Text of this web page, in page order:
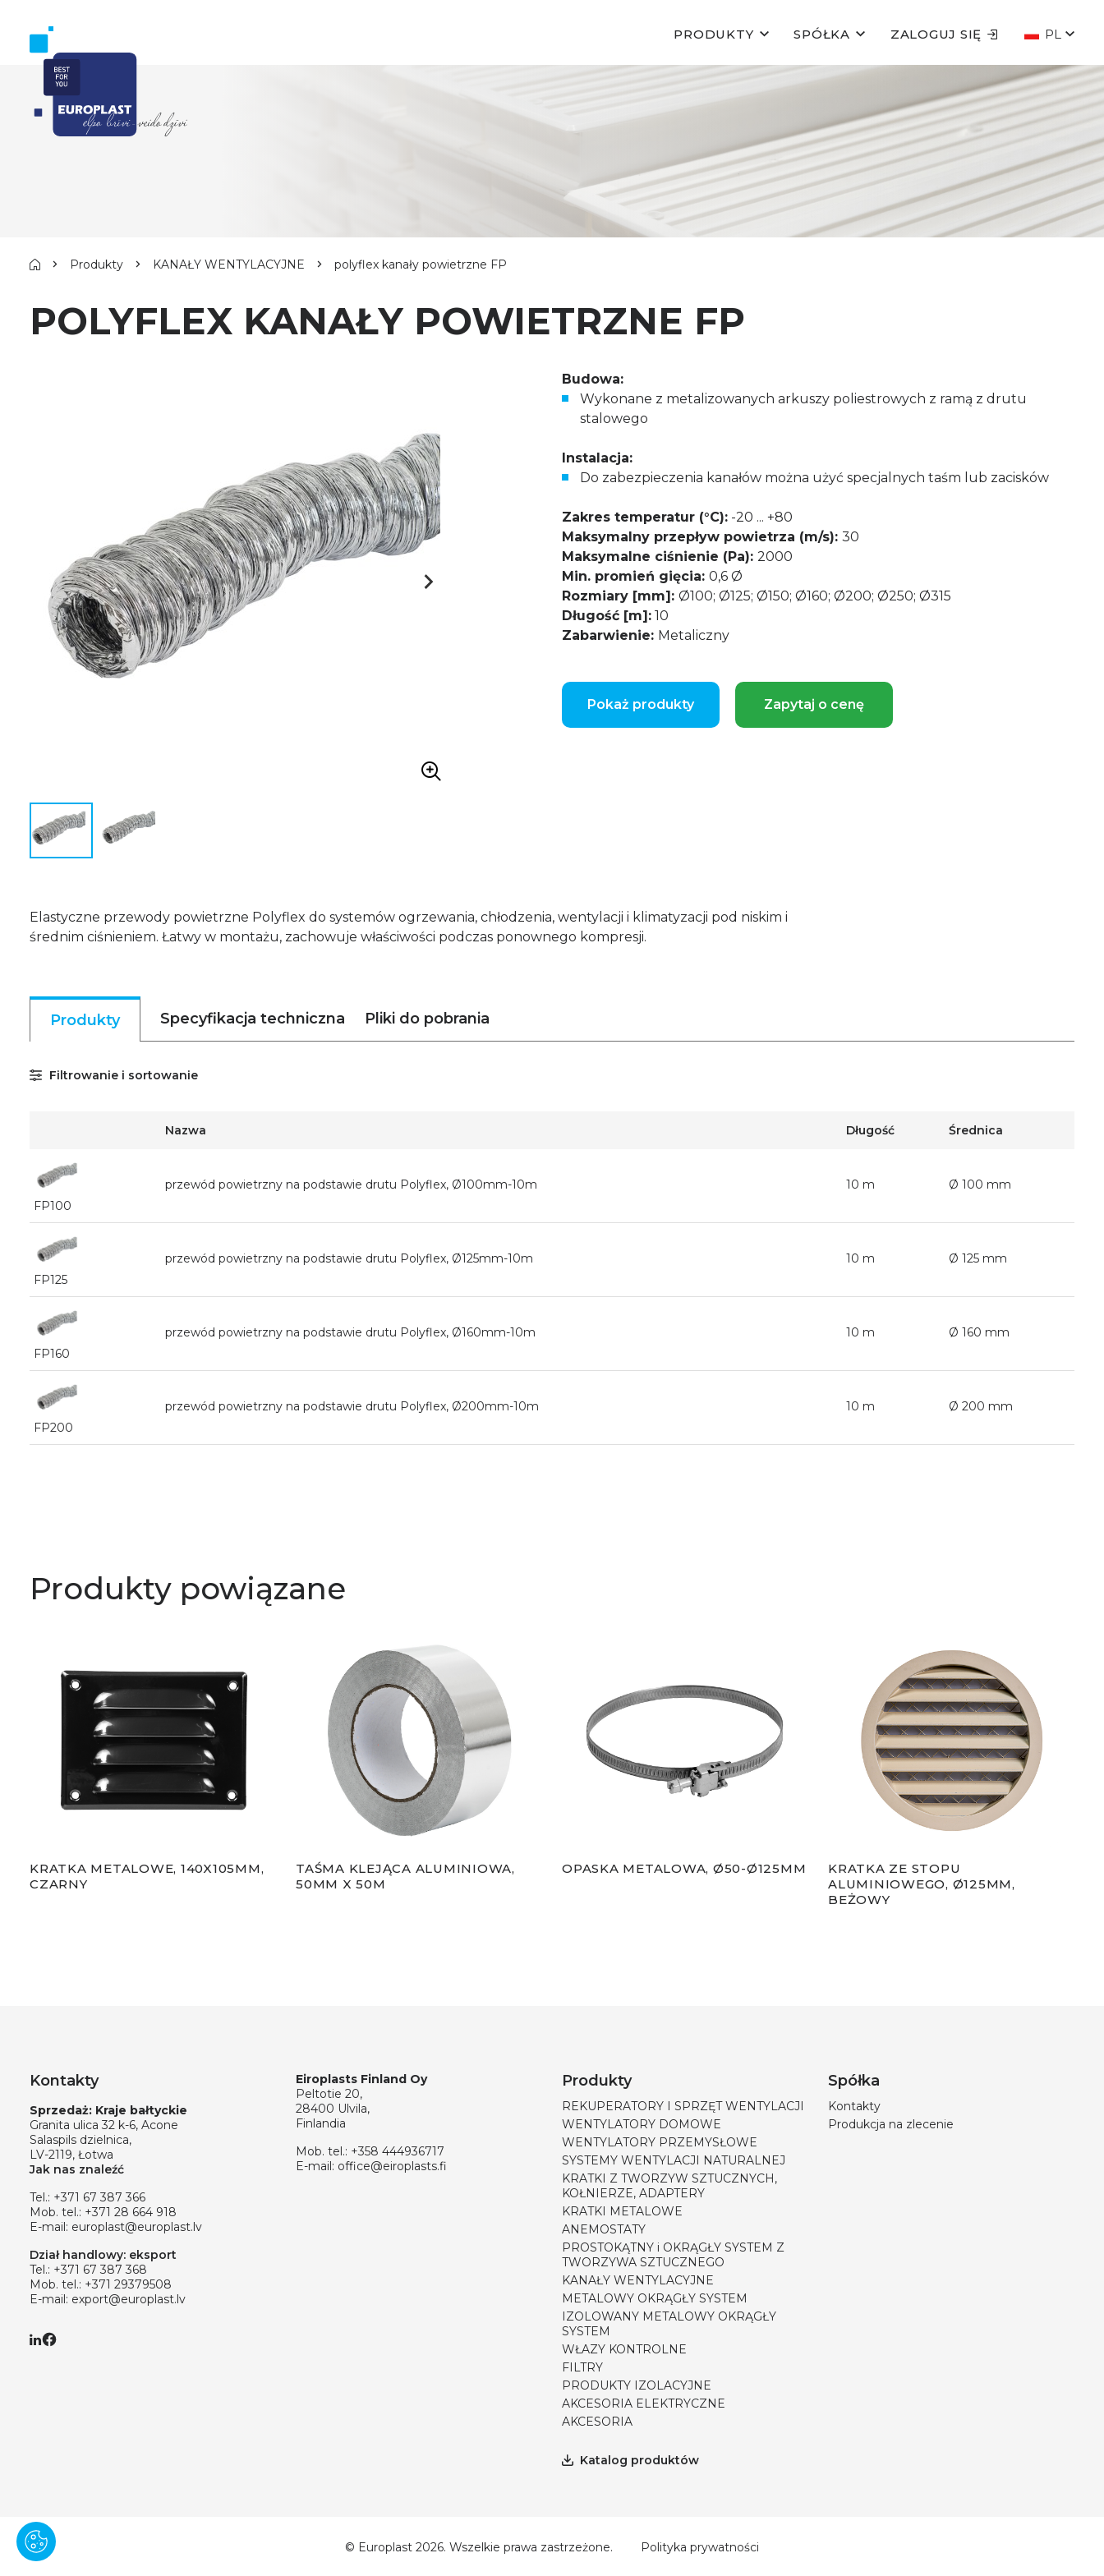
PRODUKTY SPÓŁKA ZALOGUJ SIĘ PL
Produkty KANAŁY WENTYLACYJNE polyflex kanały powietrzne FP
POLYFLEX KANAŁY POWIETRZNE FP
Budowa:
Wykonane z metalizowanych arkuszy poliestrowych z ramą z drutu
stalowego
Instalacja:
Do zabezpieczenia kanałów można użyć specjalnych taśm lub zacisków
Zakres temperatur (°C): -20 ... +80
Maksymalny przepływ powietrza (m/s): 30
Maksymalne ciśnienie (Pa): 2000
Min. promień gięcia: 0,6 Ø
Rozmiary [mm]: Ø100; Ø125; Ø150; Ø160; Ø200; Ø250; Ø315
Długość [m]: 10
Zabarwienie: Metaliczny
Pokaż produkty Zapytaj o cenę
Elastyczne przewody powietrzne Polyflex do systemów ogrzewania, chłodzenia, wentylacji i klimatyzacji pod niskim i
średnim ciśnieniem. Łatwy w montażu, zachowuje właściwości podczas ponownego kompresji.
Produkty Specyfikacja techniczna Pliki do pobrania
Filtrowanie i sortowanie
Nazwa Długość Średnica
FP100
przewód powietrzny na podstawie drutu Polyflex, Ø100mm-10m 10 m Ø 100 mm
FP125
przewód powietrzny na podstawie drutu Polyflex, Ø125mm-10m 10 m Ø 125 mm
FP160
przewód powietrzny na podstawie drutu Polyflex, Ø160mm-10m 10 m Ø 160 mm
FP200
przewód powietrzny na podstawie drutu Polyflex, Ø200mm-10m 10 m Ø 200 mm
Produkty powiązane
KRATKA METALOWE, 140X105MM,
CZARNY
TAŚMA KLEJĄCA ALUMINIOWA,
50MM X 50M
OPASKA METALOWA, Ø50-Ø125MM
KRATKA ZE STOPU
ALUMINIOWEGO, Ø125MM,
BEŻOWY
Kontakty
Sprzedaż: Kraje bałtyckie
Granita ulica 32 k-6, Acone
Salaspils dzielnica,
LV-2119, Łotwa
Jak nas znaleźć
Tel.: +371 67 387 366
Mob. tel.: +371 28 664 918
E-mail: europlast@europlast.lv
Dział handlowy: eksport
Tel.: +371 67 387 368
Mob. tel.: +371 29379508
E-mail: export@europlast.lv
Eiroplasts Finland Oy
Peltotie 20,
28400 Ulvila,
Finlandia
Mob. tel.: +358 444936717
E-mail: office@eiroplasts.fi
Produkty
REKUPERATORY I SPRZĘT WENTYLACJI
WENTYLATORY DOMOWE
WENTYLATORY PRZEMYSŁOWE
SYSTEMY WENTYLACJI NATURALNEJ
KRATKI Z TWORZYW SZTUCZNYCH,
KOŁNIERZE, ADAPTERY
KRATKI METALOWE
ANEMOSTATY
PROSTOKĄTNY i OKRĄGŁY SYSTEM Z
TWORZYWA SZTUCZNEGO
KANAŁY WENTYLACYJNE
METALOWY OKRĄGŁY SYSTEM
IZOLOWANY METALOWY OKRĄGŁY
SYSTEM
WŁAZY KONTROLNE
FILTRY
PRODUKTY IZOLACYJNE
AKCESORIA ELEKTRYCZNE
AKCESORIA
Katalog produktów
Spółka
Kontakty
Produkcja na zlecenie
© Europlast 2026. Wszelkie prawa zastrzeżone. Polityka prywatności